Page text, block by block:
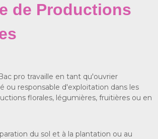
de Productions
pro travaille en tant qu'ouvrier
ou responsable d'exploitation dans les
florales, légumières, fruitières ou en
du sol et à la plantation ou au